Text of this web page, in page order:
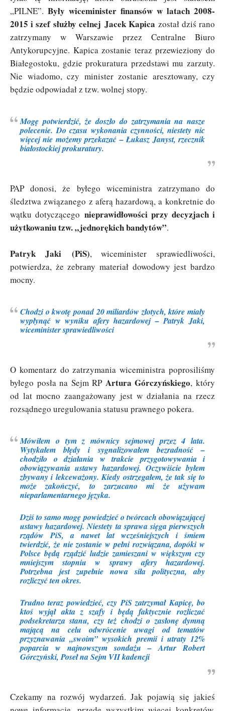
„PILNE”. Były wiceminister finansów w latach 2008-
2015 i szef służby celnej Jacek Kapica został dziś rano
zatrzymany w Warszawie przez Centralne Biuro
Antykorupcyjne. Kapica zostanie teraz przewieziony do
Białegostoku, gdzie prokuratura przedstawi mu zarzuty.
Nie wiadomo, czy minister zostanie aresztowany, czy
będzie odpowiadał z tzw. wolnej stopy.
Mogę potwierdzić, że doszło do zatrzymania na nasze
polecenie. Do czasu wykonania czynności, niestety nic
więcej nie możemy przekazać–Łukasz Janyst, rzecznik
białostockiej prokuratury.
PAP donosi, że byłego wiceministra zatrzymano do
śledztwa związanego z aferą hazardową, a konkretnie do
wątku dotyczącego nieprawidłowości przy decyzjach i
użytkowaniu tzw. „jednorękich bandytów”.
Patryk Jaki (PiS), wiceminister sprawiedliwości,
potwierdza, że zebrany materiał dowodowy jest bardzo
mocny.
Chodzi o kwotę ponad 20 miliardów złotych, które miały
wypłynąć w wyniku afery hazardowej – Patryk Jaki,
wiceminister sprawiedliwości
O komentarz do zatrzymania wiceministra poprosiliśmy
byłego posła na Sejm RP Artura Górczyńskiego, który
od lat mocno zaangażowany jest w działania na rzecz
rozsądnego uregulowania statusu prawnego pokera.
Mówiłem o tym z mównicy sejmowej przez 4 lata.
Wytykałem błędy i sygnalizowałem bezradność –
chodziło o działania w trakcie przygotowywania i
obowiązywania ustawy hazardowej. Oczywiście byłem
zbywany i lekceważony. Kiedy ostrzegałem, że tak się to
może zakończyć, to zarzucano mi że używam
nieparlamentarnego języka.
Dziś to samo mogę powiedzieć o twórcach obowiązującej
ustawy hazardowej. Niestety ta sprawa sięga pierwszych
rządów PiS, a nawet lat wcześniejszych i śmiem
twierdzić, że nie zostanie w pełni rozwiązana, dopóki w
Polsce będą rządzić ludzie zamieszani w większym czy
mniejszym stopniu w sprawy afery hazardowej.
Potrzebna jest zupełnie nowa siła polityczna, aby
rozliczyć ten okres.
Trudno teraz powiedzieć, czy PiS zatrzymał Kapicę, bo
ktoś wyjął akta z szafy i będą faktycznie rozliczać
podsekretarza stanu, czy też chodzi o zasłonę dymną
mającą na celu odwrócenie uwagi od tematów
przyznawania „swoim” wysokich premii i utraty 12%
poparcia w najnowszym sondażu – Artur Robert
Górczyński, Poseł na Sejm VII kadencji
Czekamy na rozwój wydarzeń. Jak pojawią się jakieś